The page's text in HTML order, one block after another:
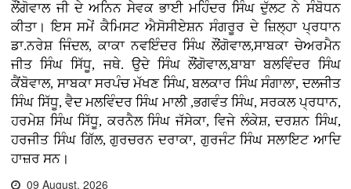
ਲੌਂਗੋਵਾਲ ਜੀ ਦੇ ਅਨਿਨ ਸੇਵਕ ਭਾਈ ਮਹਿੰਦਰ ਸਿੰਘ ਦੁੱਲਟ ਨੇ ਸੰਬੋਧਨ
ਕੀਤਾ। ਇਸ ਸਮੇਂ ਕੈਮਿਸਟ ਐਸੋਸੀਏਸ਼ਨ ਸੰਗਰੂਰ ਦੇ ਜ਼ਿਲ੍ਹਾ ਪ੍ਰਧਾਨ
ਡਾ.ਨਰੇਸ਼ ਜਿੰਦਲ, ਕਾਕਾ ਨਵਇੰਦਰ ਸਿੰਘ ਲੌਂਗੋਵਾਲ,ਸਾਬਕਾ ਚੇਅਰਮੈਨ
ਜੀਤ ਸਿੰਘ ਸਿੱਧੂ, ਜਥੇ. ਉਦੇ ਸਿੰਘ ਲੌਂਗੋਵਾਲ,ਬਾਬਾ ਬਲਵਿੰਦਰ ਸਿੰਘ
ਕੈਂਬੋਵਾਲ, ਸਾਬਕਾ ਸਰਪੰਚ ਮੱਖਣ ਸਿੰਘ, ਬਲਕਾਰ ਸਿੰਘ ਸੰਗਾਲਾ, ਦਲਜੀਤ
ਸਿੰਘ ਸਿੱਧੂ, ਵੈਦ ਮਲਵਿੰਦਰ ਸਿੰਘ ਮਾਲੀ ,ਭਗਵੰਤ ਸਿੰਘ, ਸਰਕਲ ਪ੍ਰਧਾਨ,
ਹਰਮੇਸ਼ ਸਿੰਘ ਸਿੱਧੂ, ਕਰਨੈਲ ਸਿੰਘ ਜੱਸੇਕਾ, ਵਿਜੇ ਲੰਕੇਸ਼, ਦਰਸ਼ਨ ਸਿੰਘ,
ਹਰਜੀਤ ਸਿੰਘ ਗਿੱਲ, ਗੁਰਚਰਨ ਦਰਾਕਾ, ਗੁਰਜੰਟ ਸਿੰਘ ਸਲਾਇਟ ਆਦਿ
ਹਾਜ਼ਰ ਸਨ।
09 August, 2026